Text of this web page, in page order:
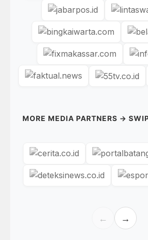
MORE MEDIA PARTNERS →
← →